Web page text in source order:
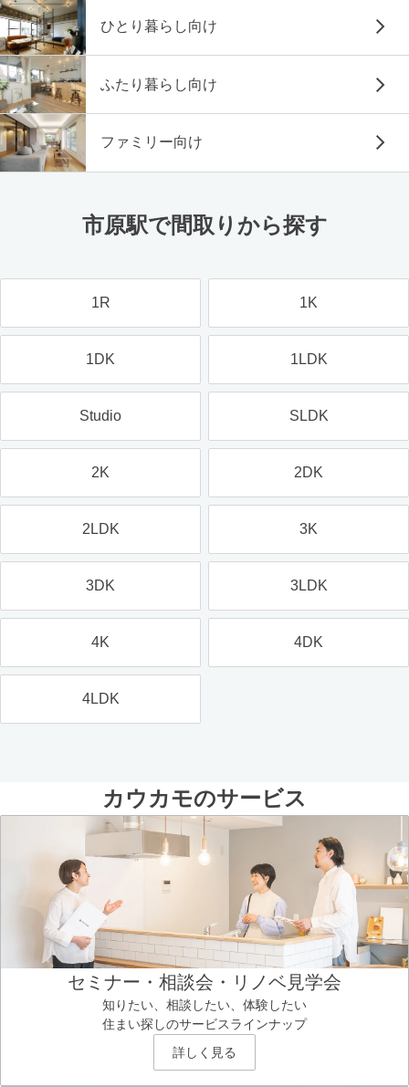
ひとり暮らし向け
ふたり暮らし向け
ファミリー向け
市原駅で間取りから探す
1R 1K
1DK 1LDK
Studio SLDK
2K 2DK
2LDK 3K
3DK 3LDK
4K 4DK
4LDK
カウカモのサービス
セミナー・相談会・リノベ見学会
知りたい、相談したい、体験したい
住まい探しのサービスラインナップ
詳しく見る